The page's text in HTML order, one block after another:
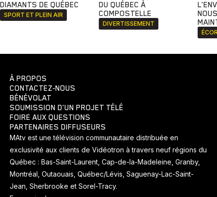
DIAMANTS DE QUÉBEC
SPORT ET PLEIN AIR
DU QUÉBEC À
COMPOSTELLE
DIVERTISSEMENT
À PROPOS
CONTACTEZ-NOUS
BÉNÉVOLAT
SOUMISSION D'UN PROJET TÉLÉ
FOIRE AUX QUESTIONS
PARTENAIRES DIFFUSEURS
MAtv est une télévision communautaire distribuée en
exclusivité aux clients de Vidéotron à travers neuf régions du
Québec : Bas-Saint-Laurent, Cap-de-la-Madeleine, Granby,
Montréal, Outaouais, Québec/Lévis, Saguenay-Lac-Saint-
Jean, Sherbrooke et Sorel-Tracy.